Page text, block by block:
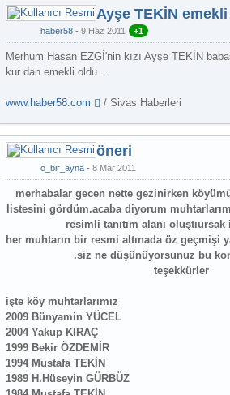
Ayşe TEKİN
haber58 9 Haz 2011 +1
Merhum Hasan EZGİ'nin kızı Ayşe TEKİN
kur dan emekli oldu ...
www.haber58.com / Sivas Haberleri
öneri
o_bir_ayna 8 Mar 2011
merhabalar gecen nette gezinirken
listesini gördüm.acaba diyorum
resimli tanıtım alanı
her muhtarın bir resmi altınada öz geçmişi
.siz ne düşünüyorsunuz bu
teşekkürler
işte köy muhtarlarımız
2009 Bünyamin YÜCEL
2004 Yakup KIRAÇ
1999 Bekir ÖZDEMİR
1994 Mustafa TEKİN
1989 H.Hüseyin GÜRBÜZ